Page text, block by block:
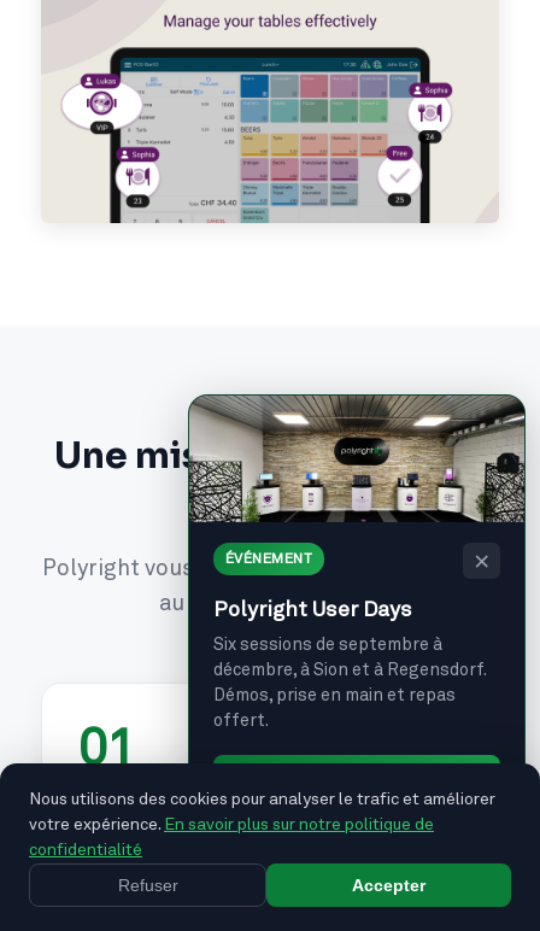
Nous utilisons des cookies pour analyser le trafic et améliorer
votre expérience. En savoir plus sur notre politique de
confidentialité
Refuser Accepter
Une mise en service clé
en main
Polyright vous accompagne de la définition
au support quotidien
01
Définition sur mesure
Polyright travaille en étroite collaboration
avec votre établissement pour définir une
ÉVÉNEMENT ×
Polyright User Days
Six sessions de septembre à
décembre, à Sion et à Regensdorf.
Démos, prise en main et repas
offert.